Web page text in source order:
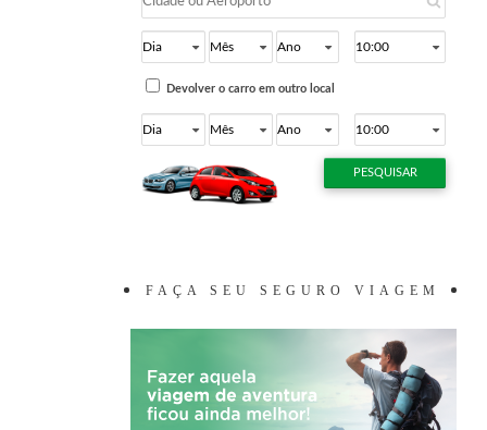
FAÇA SEU SEGURO VIAGEM